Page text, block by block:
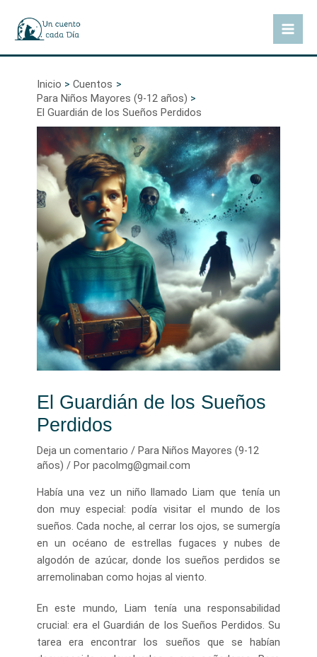
contenido
Inicio
Cuentos
Para Niños Mayores (9-12 años)
El Guardián de los Sueños Perdidos
El Guardián de los Sueños
Perdidos
Deja un comentario / Para Niños Mayores (9-12
años) / Por pacolmg@gmail.com
Había una vez un niño llamado Liam que tenía un
don muy especial: podía visitar el mundo de los
sueños. Cada noche, al cerrar los ojos, se sumergía
en un océano de estrellas fugaces y nubes de
algodón de azúcar, donde los sueños perdidos se
arremolinaban como hojas al viento.
En este mundo, Liam tenía una responsabilidad
crucial: era el Guardián de los Sueños Perdidos. Su
tarea era encontrar los sueños que se habían